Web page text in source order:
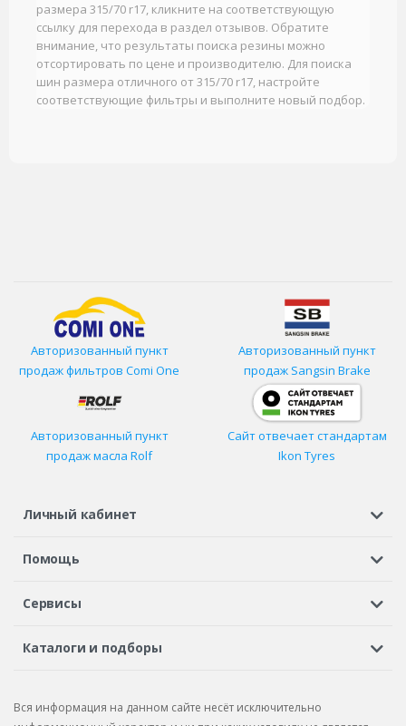
размера 315/70 r17, кликните на соответствующую
ссылку для перехода в раздел отзывов. Обратите
внимание, что результаты поиска резины можно
отсортировать по цене и производителю. Для поиска
шин размера отличного от 315/70 r17, настройте
соответствующие фильтры и выполните новый подбор.
Авторизованный пункт
продаж фильтров Comi One
Авторизованный пункт
продаж Sangsin Brake
Авторизованный пункт
продаж масла Rolf
Сайт отвечает стандартам
Ikon Tyres
Личный кабинет
Регистрация или вход
Помощь
Шины в кредит
Сервисы
Автосервисы
Бонусная программа
Рекламации по услугам
Каталоги и подборы
Подбор запчастей
Вся информация на данном сайте несёт исключительно